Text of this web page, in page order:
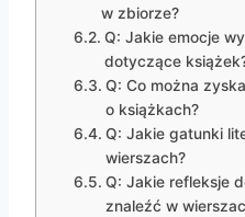
w zbiorze?
Q: Jakie emocje
dotyczące
Q: Co można
o książkach?
Q: Jakie gatunki
wierszach?
Q: Jakie refleksje
znaleźć w